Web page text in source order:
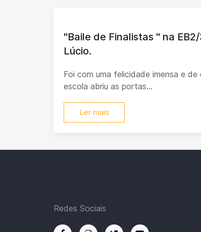
"Baile de Finalistas " na
Lúcio.
Foi com uma felicidade imensa e
escola abriu as portas...
Ler mais
Redes Sociais